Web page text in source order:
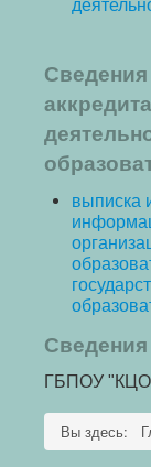
Сведения
выписка
Сведения
ГБПОУ "КЦО
Вы здесь: